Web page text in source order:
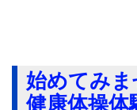
始めてみ
健康体操体